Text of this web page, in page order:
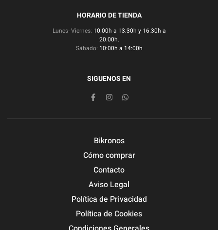
HORARIO DE TIENDA
Lunes- Viernes: 10:00h a 13.30h y 16.30h a
20.00h.
Sábado: 10:00h a 14:00h
SIGUENOS EN
Bikronos
Cómo comprar
Contacto
Aviso Legal
Política de Privacidad
Política de Cookies